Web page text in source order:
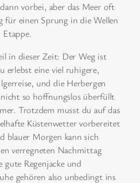
vorbei, aber das Meer oft
für einen Sprung in die Wellen
Etappe.
in dieser Zeit: Der Weg ist
erlebst eine viel ruhigere,
und die Herbergen
so hoffnungslos überfüllt
Trotzdem musst du auf das
Küstenwetter vorbereitet
blauer Morgen kann sich
verregneten Nachmittag
gute Regenjacke und
gehören also unbedingt ins